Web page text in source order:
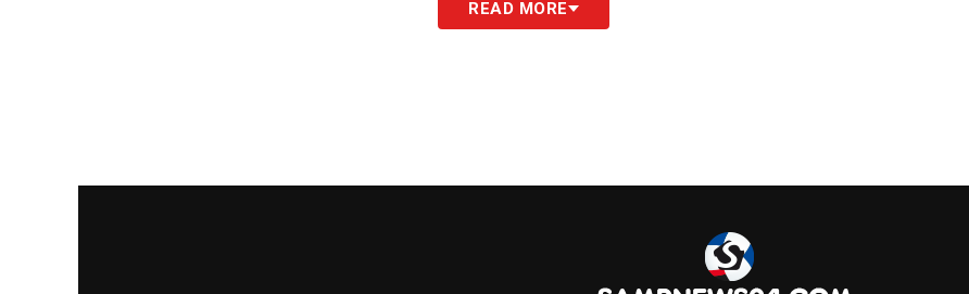
«Se la Samp può raggiungere la salvezza? Assolutamente. Ci sono ancora
READ MORE